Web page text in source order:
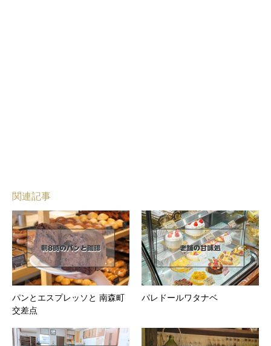
関連記事
パンとエスプレッソと 南森町
交差点
パレドールワタナベ